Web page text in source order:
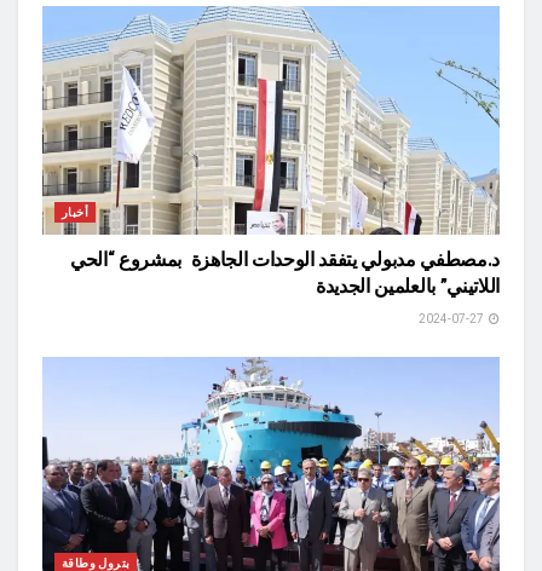
أخبار
د.مصطفي مدبولي يتفقد الوحدات الجاهزة بمشروع “الحي
اللاتيني” بالعلمين الجديدة
بترول وطاقة